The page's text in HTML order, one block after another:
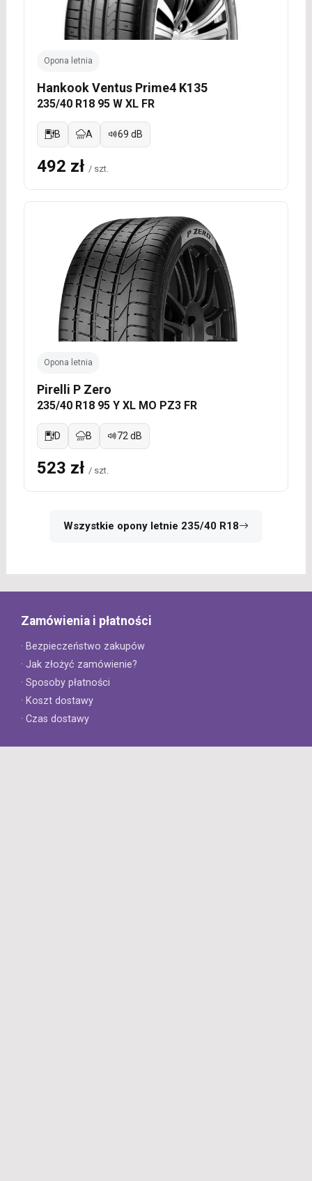
Opona letnia
Hankook Ventus Prime4 K135
235/40 R18 95 W XL FR
B A 69 dB
492 zł / szt.
Opona letnia
Pirelli P Zero
235/40 R18 95 Y XL MO PZ3 FR
D B 72 dB
523 zł / szt.
Wszystkie opony letnie 235/40 R18
Zamówienia i płatności
· Bezpieczeństwo zakupów
· Jak złożyć zamówienie?
· Sposoby płatności
· Koszt dostawy
· Czas dostawy